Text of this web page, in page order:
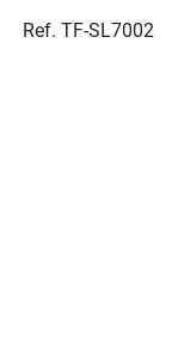
Ref. TF-SL7002